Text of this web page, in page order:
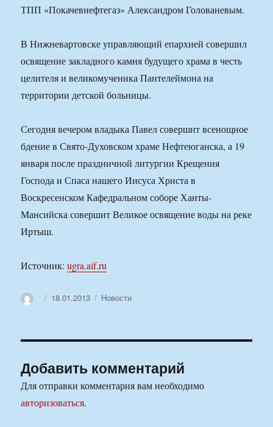
ТПП «Покачевнефтегаз» Александром Голованевым.
В Нижневартовске управляющий епархией совершил
освящение закладного камня будущего храма в честь
целителя и великомученика Пантелеймона на
территории детской больницы.
Сегодня вечером владыка Павел совершит всенощное
бдение в Свято-Духовском храме Нефтеюганска, а 19
января после праздничной литургии Крещения
Господа и Спаса нашего Иисуса Христа в
Воскресенском Кафедральном соборе Ханты-
Мансийска совершит Великое освящение воды на реке
Иртыш.
Источник:ugra.aif.ru
АвторОпубликовано
18.01.2013 Рубрики
Новости
Добавить комментарий
Для отправки комментария вам необходимо
авторизоваться.